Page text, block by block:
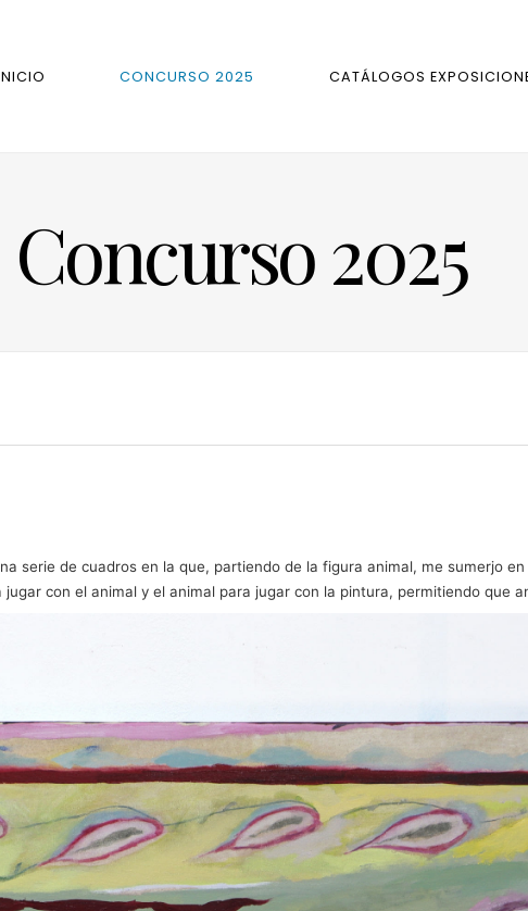
CONCURSO 2025 CATÁLOGOS
Concurso 2025
serie de cuadros en la que, partiendo de la figura animal, me sumerjo
con el animal y el animal para jugar con la pintura, permitiendo que